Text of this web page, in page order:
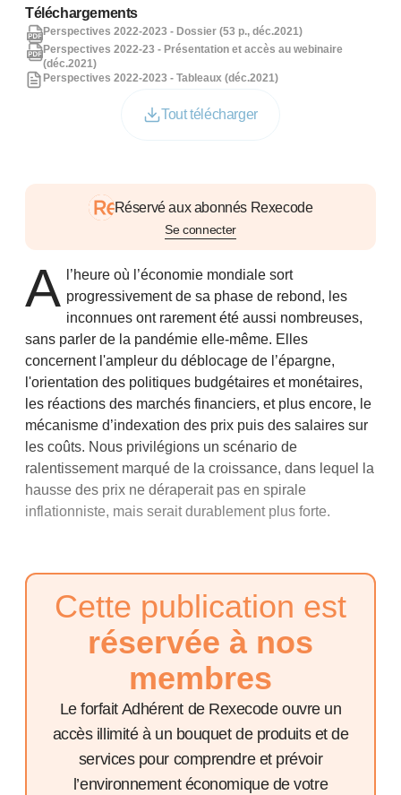
Réservé aux abonnés Rexecode
Se connecter
A
l’heure où l’économie mondiale sort
progressivement de sa phase de rebond, les
inconnues ont rarement été aussi nombreuses,
sans parler de la pandémie elle-même. Elles
concernent l'ampleur du déblocage de l’épargne,
l'orientation des politiques budgétaires et monétaires,
les réactions des marchés financiers, et plus encore, le
mécanisme d’indexation des prix puis des salaires sur
les coûts. Nous privilégions un scénario de
ralentissement marqué de la croissance, dans lequel la
hausse des prix ne déraperait pas en spirale
inflationniste, mais serait durablement plus forte.
Cette publication est
réservée à nos
membres
Le forfait Adhérent de Rexecode ouvre un
accès illimité à un bouquet de produits et de
services pour comprendre et prévoir
l’environnement économique de votre
Téléchargements
Perspectives 2022-2023 - Dossier (53 p., déc.2021)
Perspectives 2022-23 - Présentation et accès au webinaire
(déc.2021)
Perspectives 2022-2023 - Tableaux (déc.2021)
Tout télécharger